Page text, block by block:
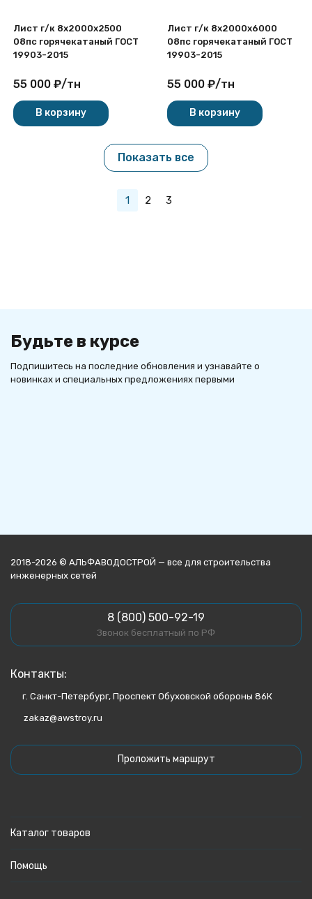
Лист г/к 8х2000x2500
08пс горячекатаный ГОСТ
19903-2015
55 000 ₽/тн
В корзину
Лист г/к 8х2000x6000
08пс горячекатаный ГОСТ
19903-2015
55 000 ₽/тн
В корзину
Показать все
1 2 3
Будьте в курсе
Подпишитесь на последние обновления и узнавайте о
новинках и специальных предложениях первыми
2018-2026 © АЛЬФАВОДОСТРОЙ — все для строительства
инженерных сетей
8 (800) 500-92-19
Звонок бесплатный по РФ
Контакты:
г. Санкт-Петербург, Проспект Обуховской обороны 86К
zakaz@awstroy.ru
Проложить маршрут
Каталог товаров
Помощь